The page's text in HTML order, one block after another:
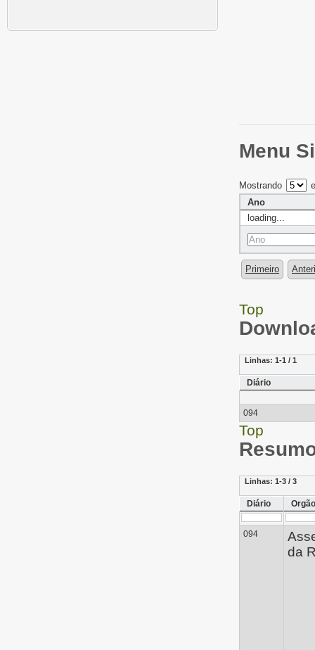
Menu
Mostrando
Ano
loading...
Primeiro
Top
Linhas: 1-1 / 1
Diário
094
Top
Linhas: 1-3 / 3
Diário Orgão
094
da